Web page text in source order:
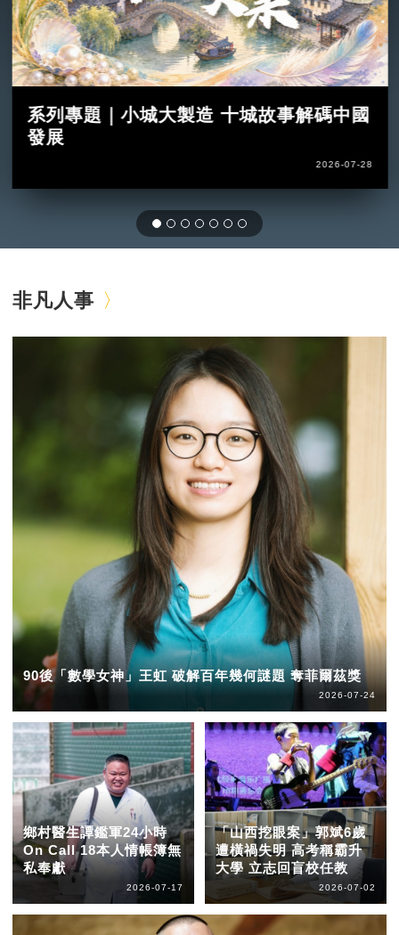
系列專題｜小城大製造 十城故事解碼中國
發展
2026-07-28
非凡人事
90後「數學女神」王虹 破解百年幾何謎題 奪菲爾茲獎
2026-07-24
鄉村醫生譚鑑軍24小時
On Call 18本人情帳簿無
私奉獻
2026-07-17
「山西挖眼案」郭斌6歲
遭橫禍失明 高考稱霸升
大學 立志回盲校任教
2026-07-02